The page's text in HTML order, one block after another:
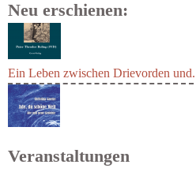
Neu erschienen:
Ein Leben zwischen Drievorden und...
Veranstaltungen